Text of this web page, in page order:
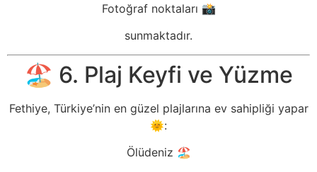
Fotoğraf noktaları 📸
sunmaktadır.
🏖️ 6. Plaj Keyfi ve Yüzme
Fethiye, Türkiye’nin en güzel plajlarına ev sahipliği yapar
🌞:
Ölüdeniz 🏖️